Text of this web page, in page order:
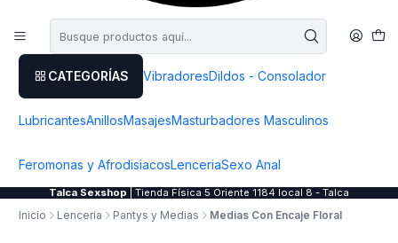
CATEGORÍAS VibradoresDildos - Consolador
LubricantesAnillosMasajesMasturbadores Masculinos
Feromonas y AfrodisiacosLenceriaSexo Anal
Talca Sexshop | Tienda Física 5 Oriente 1184 local 8 - Talca
Inicio Lenceria Pantys y Medias Medias Con Encaje Floral